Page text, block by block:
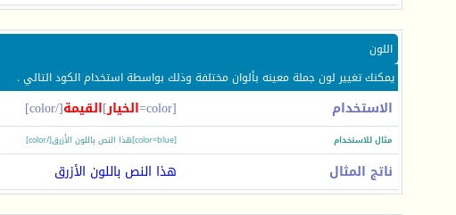
اللون
يمكنك تغيير لون جملة معينه بألوان مختلفة وذلك بواسطة استخدام الكود التالي .
الاستخدام [color= الخيار]القيمة[/color]
مثال للاستخدام [color=blue]هذا النص باللون الأزرق[/color]
ناتج المثال هذا النص باللون الأزرق